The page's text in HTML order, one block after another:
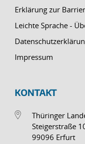
Erklärung zur
Leichte Sprache -
Impressum
KONTAKT
Thüringer
Steigerstraße
99096 Erfurt